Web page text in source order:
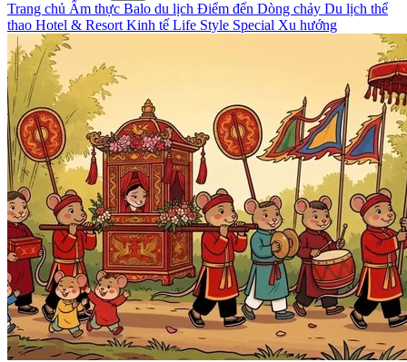
Trang chủ Ẩm thực Balo du lịch Điểm đến Dòng chảy Du lịch thể
thao Hotel & Resort Kinh tế Life Style Special Xu hướng